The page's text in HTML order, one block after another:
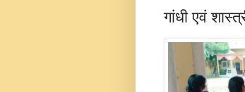
गांधी एवं